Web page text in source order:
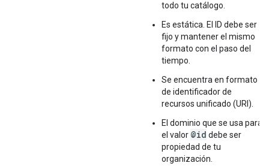
todo tu catálogo.
Es estática. El ID debe ser
fijo y mantener el mismo
formato con el paso del
tiempo.
Se encuentra en formato
de identificador de
recursos unificado (URI).
El dominio que se usa para
el valor @id debe ser
propiedad de tu
organización.